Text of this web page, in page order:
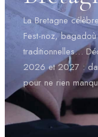
La Bretagne
Fest-noz,
traditionnelles…
2026 et 2027 :
pour ne rien